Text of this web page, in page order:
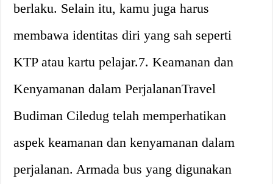
berlaku. Selain itu, kamu juga harus
membawa identitas diri yang sah seperti
KTP atau kartu pelajar.7. Keamanan dan
Kenyamanan dalam PerjalananTravel
Budiman Ciledug telah memperhatikan
aspek keamanan dan kenyamanan dalam
perjalanan. Armada bus yang digunakan